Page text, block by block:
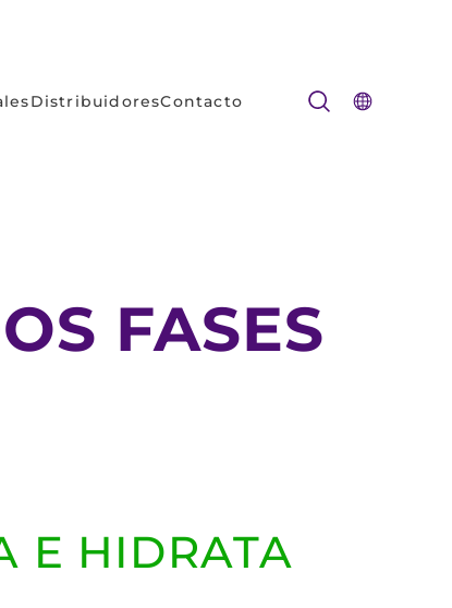
DistribuidoresContacto
FASES
E HIDRATA